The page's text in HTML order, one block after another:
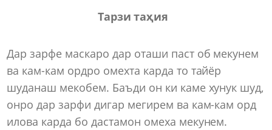
Тарзи таҳия
Дар зарфе маскаро дар оташи паст об мекунем
ва кам-кам ордро омехта карда то тайёр
шуданаш мекобем. Баъди он ки каме хунук шуд,
онро дар зарфи дигар мегирем ва кам-кам орд
илова карда бо дастамон омеха мекунем.